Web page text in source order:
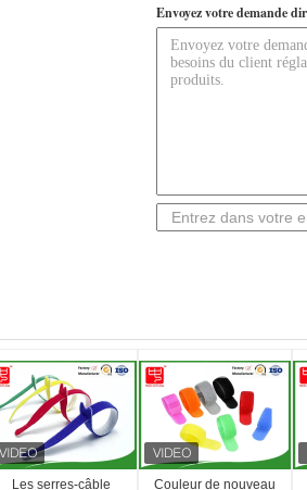
Envoyez votre demande
Les serres-câble Couleur de nouveau